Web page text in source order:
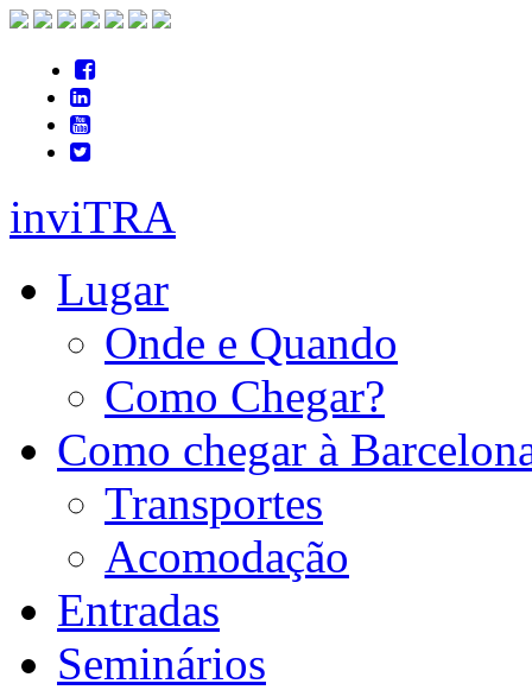
inviTRA
Lugar
Onde e Quando
Como Chegar?
Como chegar à
Transportes
Acomodação
Entradas
Seminários